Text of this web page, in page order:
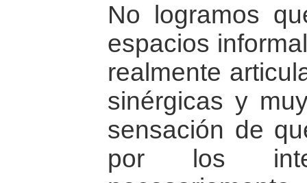
No logramos
espacios
realmente
sinérgicas y
sensación de
por los